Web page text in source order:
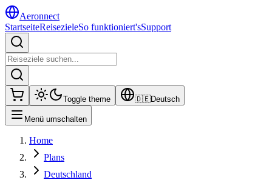
Aeronnect
StartseiteReisezieleSo funktioniert'sSupport
Toggle theme 🇩🇪Deutsch
Menü umschalten
Home
Plans
Deutschland